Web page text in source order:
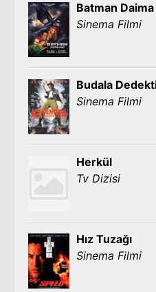
Batman Daima
Sinema Filmi
Budala
Sinema Filmi
Herkül
Tv Dizisi
Hız Tuzağı
Sinema Filmi